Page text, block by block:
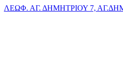
ΛΕΩΦ. ΑΓ. ΔΗΜΗΤΡΙΟΥ 7,